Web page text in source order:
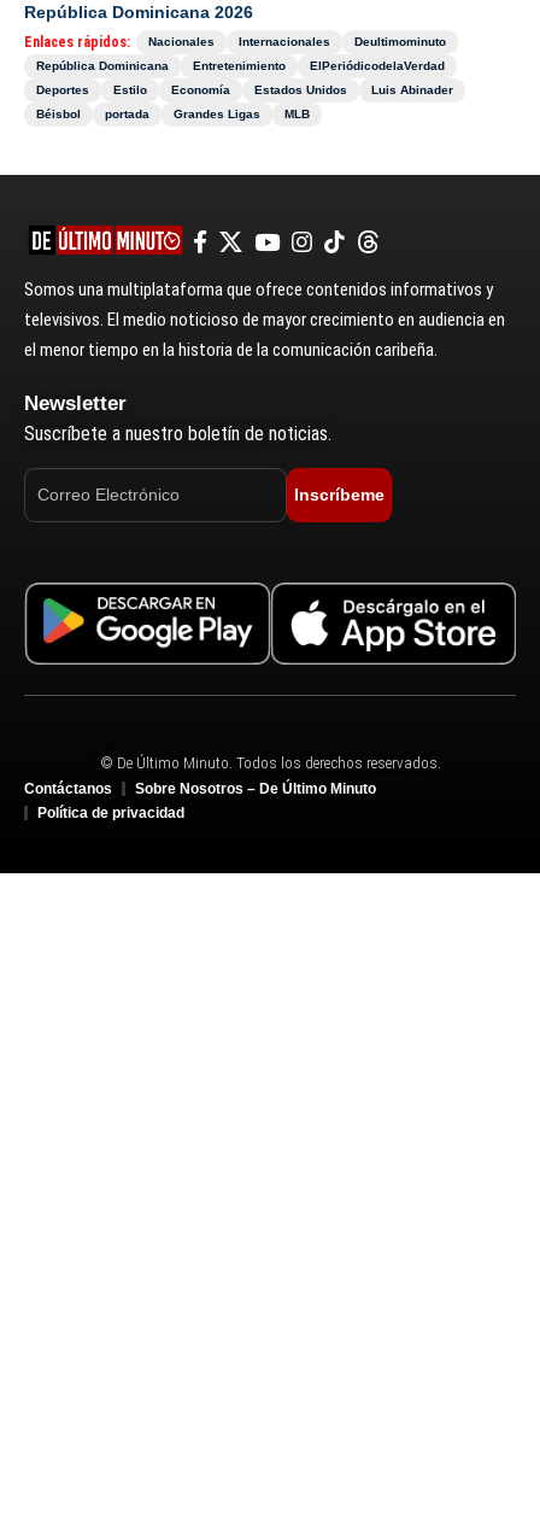
República Dominicana 2026
Enlaces rápidos: Nacionales Internacionales
Deultimominuto
República Dominicana
Entretenimiento
ElPeriódicodelaVerdad
Deportes
Estilo Economía Estados Unidos
Luis Abinader
Béisbol
portada Grandes Ligas MLB
Somos una multiplataforma que ofrece contenidos informativos y
televisivos. El medio noticioso de mayor crecimiento en audiencia en
el menor tiempo en la historia de la comunicación caribeña.
Newsletter
Suscríbete a nuestro boletín de noticias.
Inscríbeme
© De Último Minuto. Todos los derechos reservados.
Contáctanos
Sobre Nosotros – De Último Minuto
Política de privacidad